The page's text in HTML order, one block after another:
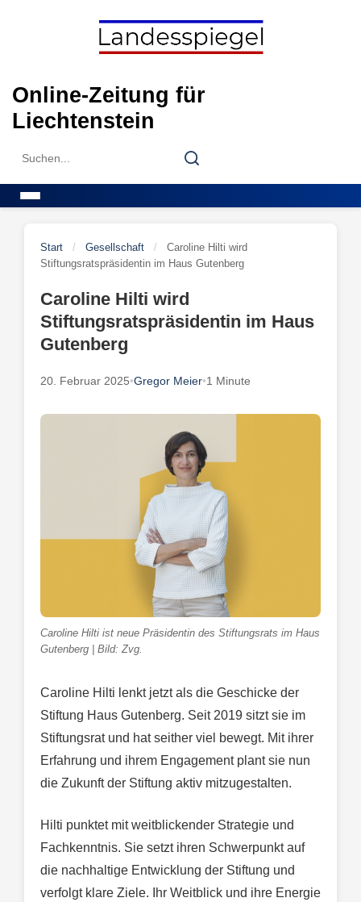
Online-Zeitung für
Liechtenstein
Search
Search
Start / Gesellschaft /
Caroline Hilti wird
Stiftungsratspräsidentin im Haus Gutenberg
Caroline Hilti wird
Stiftungsratspräsidentin im Haus
Gutenberg
20. Februar 2025•Gregor Meier•1 Minute
Caroline Hilti ist neue Präsidentin des Stiftungsrats im Haus
Gutenberg | Bild: Zvg.
Caroline Hilti lenkt jetzt als die Geschicke der
Stiftung Haus Gutenberg. Seit 2019 sitzt sie im
Stiftungsrat und hat seither viel bewegt. Mit ihrer
Erfahrung und ihrem Engagement plant sie nun
die Zukunft der Stiftung aktiv mitzugestalten.
Hilti punktet mit weitblickender Strategie und
Fachkenntnis. Sie setzt ihren Schwerpunkt auf
die nachhaltige Entwicklung der Stiftung und
verfolgt klare Ziele. Ihr Weitblick und ihre Energie